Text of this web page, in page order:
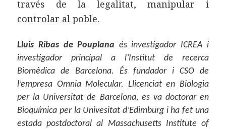
través de la legalitat, manipular i
controlar al poble.
Lluis Ribas de Pouplana és investigador ICREA i
investigador principal a l’Institut de recerca
Biomèdica de Barcelona. És fundador i CSO de
l’empresa Omnia Molecular. Llicenciat en Biologia
per la Universitat de Barcelona, es va doctorar en
Bioquímica per la Univesitat d’Edimburg i ha fet una
estada postdoctoral al Massachusetts Institute of